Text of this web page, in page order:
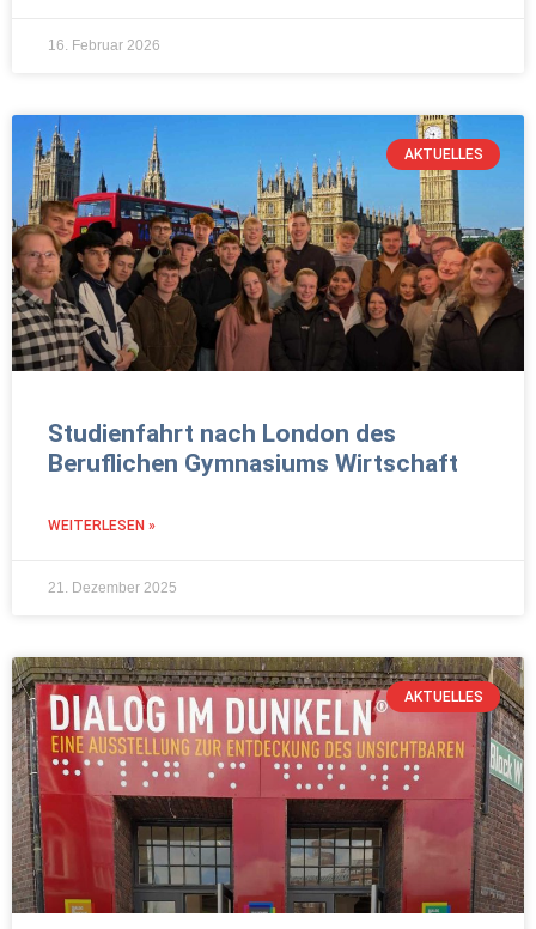
16. Februar 2026
AKTUELLES
Studienfahrt nach London des
Beruflichen Gymnasiums Wirtschaft
WEITERLESEN »
21. Dezember 2025
AKTUELLES